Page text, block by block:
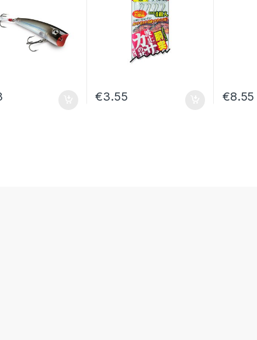
€3.55 €8.55